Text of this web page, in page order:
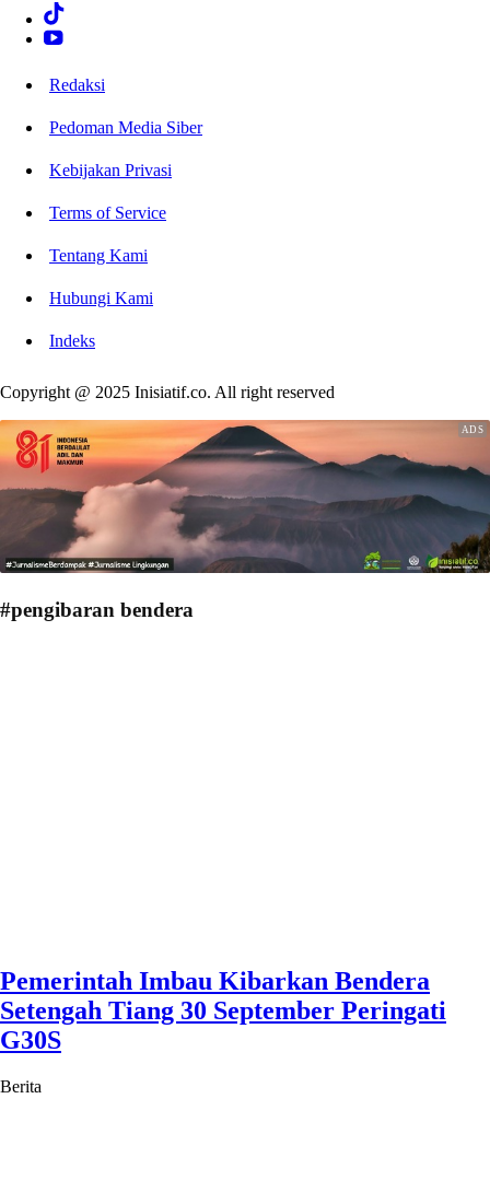
Redaksi
Pedoman Media Siber
Kebijakan Privasi
Terms of Service
Tentang Kami
Hubungi Kami
Indeks
Copyright @ 2025 Inisiatif.co. All right reserved
#pengibaran bendera
Pemerintah Imbau Kibarkan Bendera
Setengah Tiang 30 September Peringati
G30S
Berita